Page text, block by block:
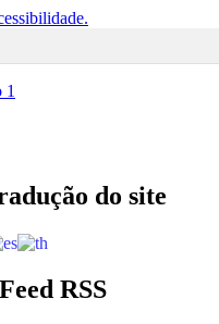
Acesso à informação
1
do site
RSS